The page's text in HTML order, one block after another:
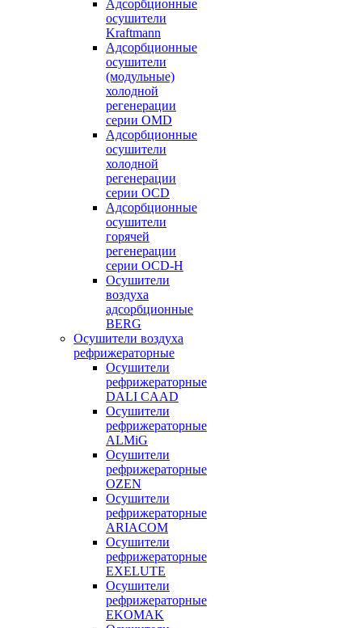
Адсорбционные
осушители
Kraftmann
Адсорбционные
осушители
(модульные)
холодной
регенерации
серии OMD
Адсорбционные
осушители
холодной
регенерации
серии OCD
Адсорбционные
осушители
горячей
регенерации
серии OСD-H
Осушители
воздуха
адсорбционные
BERG
Осушители воздуха
рефрижераторные
Осушители
рефрижераторные
DALI CAAD
Осушители
рефрижераторные
ALMiG
Осушители
рефрижераторные
OZEN
Осушители
рефрижераторные
ARIACOM
Осушители
рефрижераторные
EXELUTE
Осушители
рефрижераторные
EKOMAK